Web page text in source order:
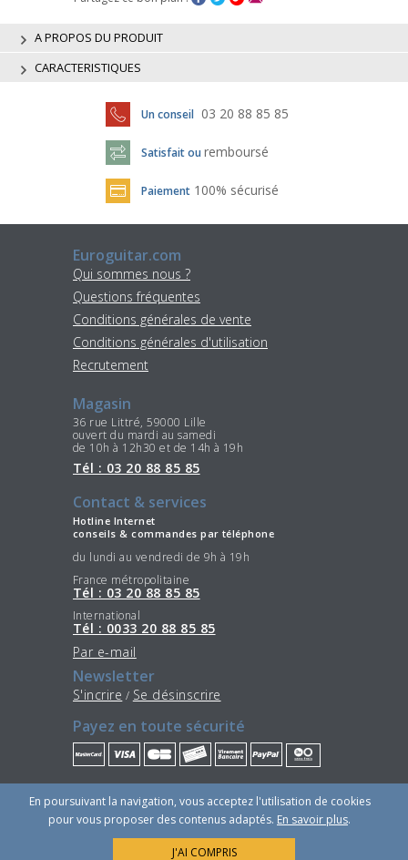
A PROPOS DU PRODUIT
CARACTERISTIQUES
Un conseil 03 20 88 85 85
Satisfait ou remboursé
Paiement 100% sécurisé
Euroguitar.com
Qui sommes nous ?
Questions fréquentes
Conditions générales de vente
Conditions générales d'utilisation
Recrutement
Magasin
36 rue Littré, 59000 Lille
ouvert du mardi au samedi
de 10h à 12h30 et de 14h à 19h
Tél : 03 20 88 85 85
Contact & services
Hotline Internet
conseils & commandes par téléphone
du lundi au vendredi de 9h à 19h
France métropolitaine
Tél : 03 20 88 85 85
International
Tél : 0033 20 88 85 85
Par e-mail
Newsletter
S'incrire / Se désinscrire
Payez en toute sécurité
Restez connectés
En poursuivant la navigation, vous acceptez l'utilisation de cookies
pour vous proposer des contenus adaptés. En savoir plus.
J'AI COMPRIS